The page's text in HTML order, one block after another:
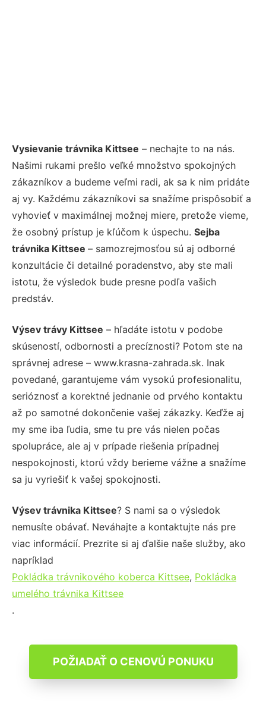
Vysievanie trávnika Kittsee – nechajte to na nás.
Našimi rukami prešlo veľké množstvo spokojných
zákazníkov a budeme veľmi radi, ak sa k nim pridáte
aj vy. Každému zákazníkovi sa snažíme prispôsobiť a
vyhovieť v maximálnej možnej miere, pretože vieme,
že osobný prístup je kľúčom k úspechu. Sejba
trávnika Kittsee – samozrejmosťou sú aj odborné
konzultácie či detailné poradenstvo, aby ste mali
istotu, že výsledok bude presne podľa vašich
predstáv.
Výsev trávy Kittsee – hľadáte istotu v podobe
skúseností, odbornosti a precíznosti? Potom ste na
správnej adrese – www.krasna-zahrada.sk. Inak
povedané, garantujeme vám vysokú profesionalitu,
serióznosť a korektné jednanie od prvého kontaktu
až po samotné dokončenie vašej zákazky. Keďže aj
my sme iba ľudia, sme tu pre vás nielen počas
spolupráce, ale aj v prípade riešenia prípadnej
nespokojnosti, ktorú vždy berieme vážne a snažíme
sa ju vyriešiť k vašej spokojnosti.
Výsev trávnika Kittsee? S nami sa o výsledok
nemusíte obávať. Neváhajte a kontaktujte nás pre
viac informácií. Prezrite si aj ďalšie naše služby, ako
napríklad
Pokládka trávnikového koberca Kittsee, Pokládka
umelého trávnika Kittsee
.
POŽIADAŤ O CENOVÚ PONUKU